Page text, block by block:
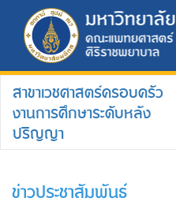
สาขาเวชศาสตร์ครอบครัว
งานการศึกษาระดับหลัง
ปริญญา
ข่าวประชาสัมพันธ์